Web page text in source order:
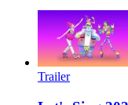
Trailer